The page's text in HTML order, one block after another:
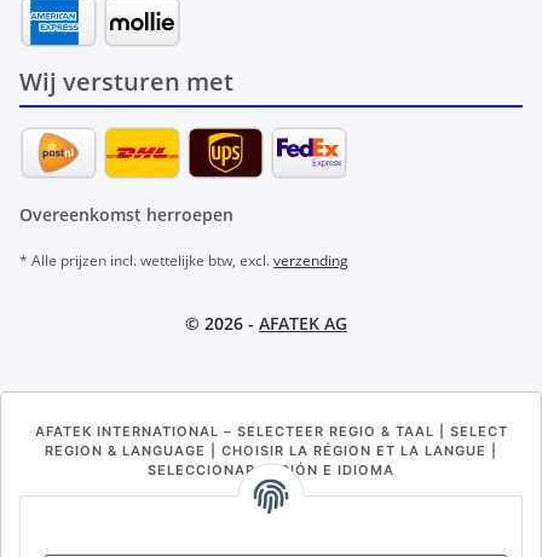
Wij versturen met
Overeenkomst herroepen
* Alle prijzen incl. wettelijke btw, excl.verzending
© 2026 - AFATEK AG
AFATEK INTERNATIONAL – SELECTEER REGIO & TAAL | SELECT
REGION & LANGUAGE | CHOISIR LA RÉGION ET LA LANGUE |
SELECCIONAR REGIÓN E IDIOMA